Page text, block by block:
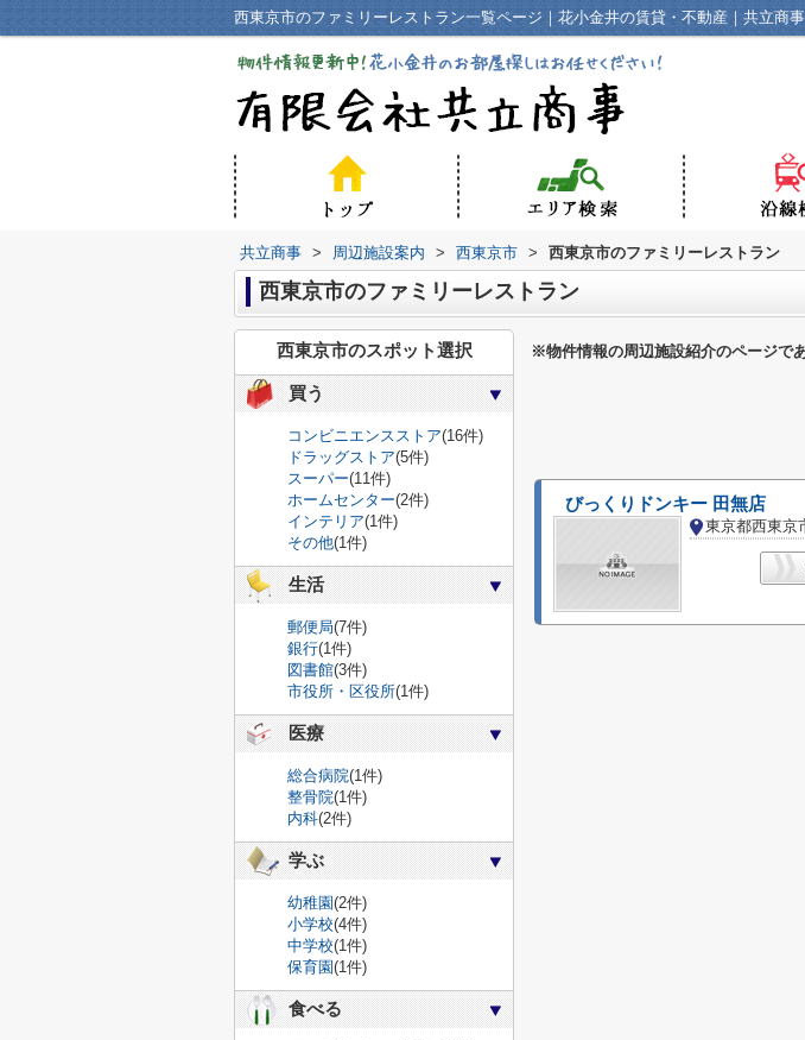
西東京市のファミリーレストラン一覧ページ｜花小金井の賃貸・不動産｜共立商事
共立商事 > 周辺施設案内 > 西東京市 > 西東京市のファミリーレストラン
西東京市のファミリーレストラン
※物件情報の周辺施設紹介のページで
びっくりドンキー 田無店
東京都西東京
西東京市のスポット選択
買う
コンビニエンスストア(16件)
ドラッグストア(5件)
スーパー(11件)
ホームセンター(2件)
インテリア(1件)
その他(1件)
生活
郵便局(7件)
銀行(1件)
図書館(3件)
市役所・区役所(1件)
医療
総合病院(1件)
整骨院(1件)
内科(2件)
学ぶ
幼稚園(2件)
小学校(4件)
中学校(1件)
保育園(1件)
食べる